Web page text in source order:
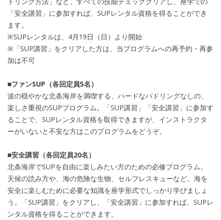
「安全講習」に参加すれば、SUPレンタル資格を得ることができ
ます。
※SUPレンタルは、4月19日（日）より開始
※「SUP講習」をクリアした方は、当プログラムへの再予約・再参
加は不可
■ファンSUP（各回定員5名）
波の穏やかな北条海岸を満喫する、ハードなパドリングなしの、
楽しさ重視のSUPプログラム。「SUP講習」「安全講習」に参加す
ることで、SUPレンタル資格を取得できますが、インストラクタ
ーがいないと不安な方はこのプログラムをどうぞ。
■安全講習（各回定員20名）
北条海岸でSUPを自由に楽しみたい方のための必修プログラム。
天候の読み方や、海の危険な生物、セルフレスキューなど、海を
安全に楽しむために必要な知識を座学形式でしっかり学びましょ
う。「SUP講習」をクリアし、「安全講習」に参加すれば、SUPレ
ンタル資格を得ることができます。